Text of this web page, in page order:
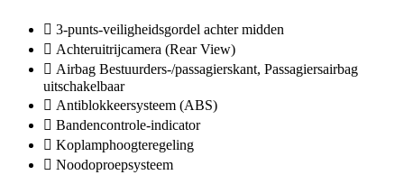
3-punts-veiligheidsgordel achter midden
Achteruitrijcamera (Rear View)
Airbag Bestuurders-/passagierskant, Passagiersairbag
uitschakelbaar
Antiblokkeersysteem (ABS)
Bandencontrole-indicator
Koplamphoogteregeling
Noodoproepsysteem